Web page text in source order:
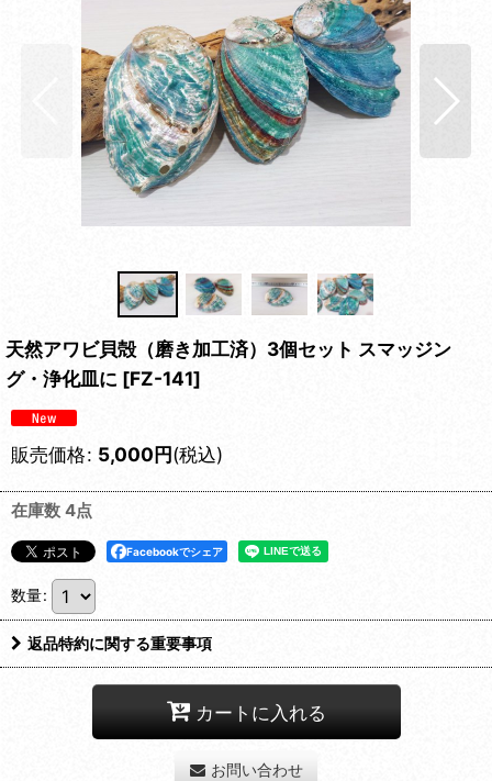
天然アワビ貝殻（磨き加工済）3個セット スマッジン
グ・浄化皿に [FZ-141]
販売価格: 5,000円(税込)
在庫数 4点
Facebookでシェア
数量:
返品特約に関する重要事項
カートに入れる
お問い合わせ